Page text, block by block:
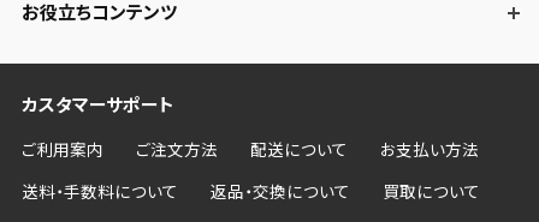
お役立ちコンテンツ
カスタマーサポート
ご利用案内 ご注文方法 配送について お支払い方法
送料・手数料について 返品・交換について 買取について